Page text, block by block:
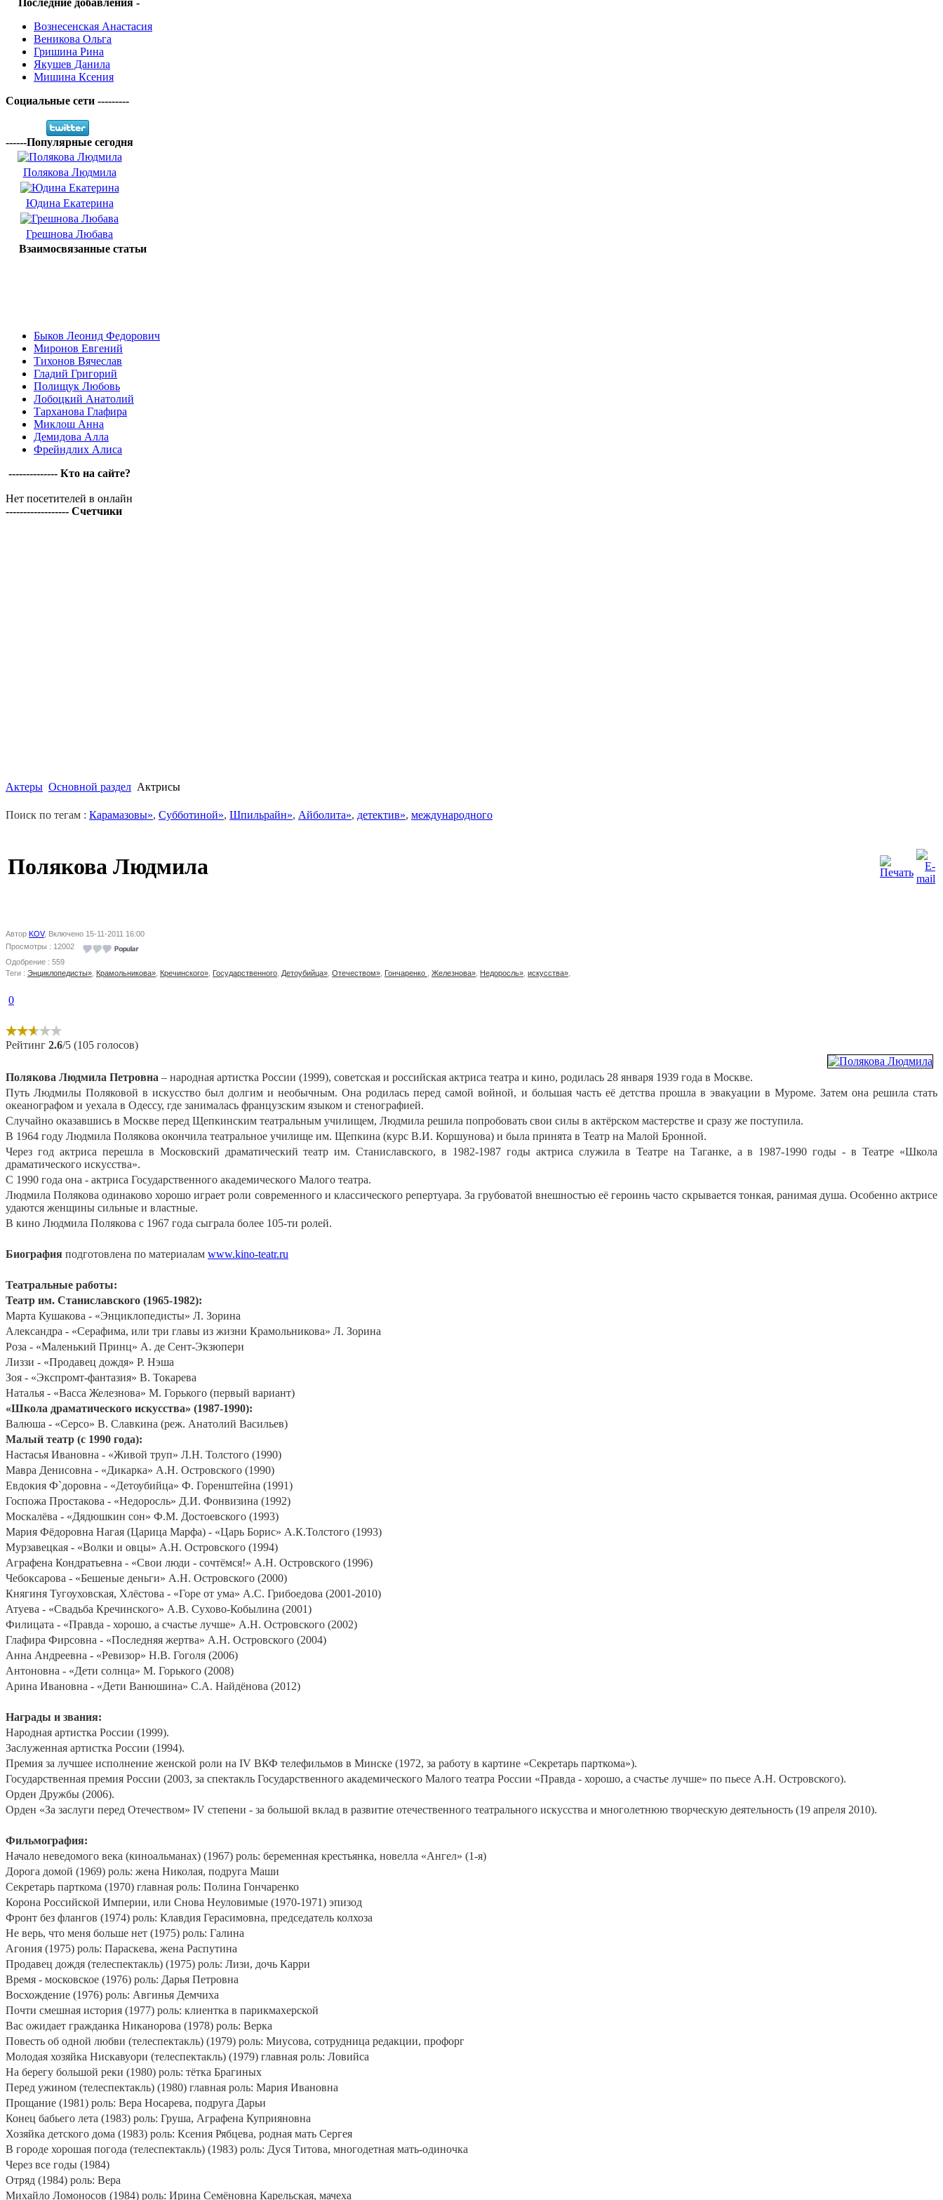
Последние добавления -
Вознесенская Анастасия
Веникова Ольга
Гришина Рина
Якушев Данила
Мишина Ксения
Социальные сети ---------
------Популярные сегодня
Полякова Людмила
Юдина Екатерина
Грешнова Любава
Взаимосвязанные статьи
Быков Леонид Федорович
Миронов Евгений
Тихонов Вячеслав
Гладий Григорий
Полищук Любовь
Лобоцкий Анатолий
Тарханова Глафира
Миклош Анна
Демидова Алла
Фрейндлих Алиса
-------------- Кто на сайте?
Нет посетителей в онлайн
------------------ Счетчики
Актеры Основной раздел Актрисы
Поиск по тегам : Карамазовы», Субботиной», Шпильрайн», Айболита», детектив», международного
Полякова Людмила
Автор KOV, Включено 15-11-2011 16:00
Просмотры : 12002
Одобрение : 559
Теги : Энциклопедисты» Крамольникова» Кречинского» Государственного Детоубийца» Отечеством» Гончаренко Железнова» Недоросль» искусства»
0
Рейтинг 2.6/5 (105 голосов)
Полякова Людмила Петровна – народная артистка России (1999), советская и российская актриса театра и кино, родилась 28 января 1939 года в Москве.
Путь Людмилы Поляковой в искусство был долгим и необычным. Она родилась перед самой войной, и большая часть её детства прошла в эвакуации в Муроме. Затем она решила стать
океанографом и уехала в Одессу, где занималась французским языком и стенографией.
Случайно оказавшись в Москве перед Щепкинским театральным училищем, Людмила решила попробовать свои силы в актёрском мастерстве и сразу же поступила.
В 1964 году Людмила Полякова окончила театральное училище им. Щепкина (курс В.И. Коршунова) и была принята в Театр на Малой Бронной.
Через год актриса перешла в Московский драматический театр им. Станиславского, в 1982-1987 годы актриса служила в Театре на Таганке, а в 1987-1990 годы - в Театре «Школа
драматического искусства».
С 1990 года она - актриса Государственного академического Малого театра.
Людмила Полякова одинаково хорошо играет роли современного и классического репертуара. За грубоватой внешностью её героинь часто скрывается тонкая, ранимая душа. Особенно актрисе
удаются женщины сильные и властные.
В кино Людмила Полякова с 1967 года сыграла более 105-ти ролей.
Биография подготовлена по материалам www.kino-teatr.ru
Театральные работы:
Театр им. Станиславского (1965-1982):
Марта Кушакова - «Энциклопедисты» Л. Зорина
Александра - «Серафима, или три главы из жизни Крамольникова» Л. Зорина
Роза - «Маленький Принц» А. де Сент-Экзюпери
Лиззи - «Продавец дождя» Р. Нэша
Зоя - «Экспромт-фантазия» В. Токарева
Наталья - «Васса Железнова» М. Горького (первый вариант)
«Школа драматического искусства» (1987-1990):
Валюша - «Серсо» В. Славкина (реж. Анатолий Васильев)
Малый театр (с 1990 года):
Настасья Ивановна - «Живой труп» Л.Н. Толстого (1990)
Мавра Денисовна - «Дикарка» А.Н. Островского (1990)
Евдокия Ф`доровна - «Детоубийца» Ф. Горенштейна (1991)
Госпожа Простакова - «Недоросль» Д.И. Фонвизина (1992)
Москалёва - «Дядюшкин сон» Ф.М. Достоевского (1993)
Мария Фёдоровна Нагая (Царица Марфа) - «Царь Борис» А.К.Толстого (1993)
Мурзавецкая - «Волки и овцы» А.Н. Островского (1994)
Аграфена Кондратьевна - «Свои люди - сочтёмся!» А.Н. Островского (1996)
Чебоксарова - «Бешеные деньги» А.Н. Островского (2000)
Княгиня Тугоуховская, Хлёстова - «Горе от ума» А.С. Грибоедова (2001-2010)
Атуева - «Свадьба Кречинского» А.В. Сухово-Кобылина (2001)
Филицата - «Правда - хорошо, а счастье лучше» А.Н. Островского (2002)
Глафира Фирсовна - «Последняя жертва» А.Н. Островского (2004)
Анна Андреевна - «Ревизор» Н.В. Гоголя (2006)
Антоновна - «Дети солнца» М. Горького (2008)
Арина Ивановна - «Дети Ванюшина» С.А. Найдёнова (2012)
Награды и звания:
Народная артистка России (1999).
Заслуженная артистка России (1994).
Премия за лучшее исполнение женской роли на IV ВКФ телефильмов в Минске (1972, за работу в картине «Секретарь парткома»).
Государственная премия России (2003, за спектакль Государственного академического Малого театра России «Правда - хорошо, а счастье лучше» по пьесе А.Н. Островского).
Орден Дружбы (2006).
Орден «За заслуги перед Отечеством» IV степени - за большой вклад в развитие отечественного театрального искусства и многолетнюю творческую деятельность (19 апреля 2010).
Фильмография:
Начало неведомого века (киноальманах) (1967) роль: беременная крестьянка, новелла «Ангел» (1-я)
Дорога домой (1969) роль: жена Николая, подруга Маши
Секретарь парткома (1970) главная роль: Полина Гончаренко
Корона Российской Империи, или Снова Неуловимые (1970-1971) эпизод
Фронт без флангов (1974) роль: Клавдия Герасимовна, председатель колхоза
Не верь, что меня больше нет (1975) роль: Галина
Агония (1975) роль: Параскева, жена Распутина
Продавец дождя (телеспектакль) (1975) роль: Лизи, дочь Карри
Время - московское (1976) роль: Дарья Петровна
Восхождение (1976) роль: Авгинья Демчиха
Почти смешная история (1977) роль: клиентка в парикмахерской
Вас ожидает гражданка Никанорова (1978) роль: Верка
Повесть об одной любви (телеспектакль) (1979) роль: Миусова, сотрудница редакции, профорг
Молодая хозяйка Нискавуори (телеспектакль) (1979) главная роль: Ловийса
На берегу большой реки (1980) роль: тётка Брагиных
Перед ужином (телеспектакль) (1980) главная роль: Мария Ивановна
Прощание (1981) роль: Вера Носарева, подруга Дарьи
Конец бабьего лета (1983) роль: Груша, Аграфена Куприяновна
Хозяйка детского дома (1983) роль: Ксения Рябцева, родная мать Сергея
В городе хорошая погода (телеспектакль) (1983) роль: Дуся Титова, многодетная мать-одиночка
Через все годы (1984)
Отряд (1984) роль: Вера
Михайло Ломоносов (1984) роль: Ирина Семёновна Карельская, мачеха